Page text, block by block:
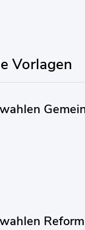
Vorlagen